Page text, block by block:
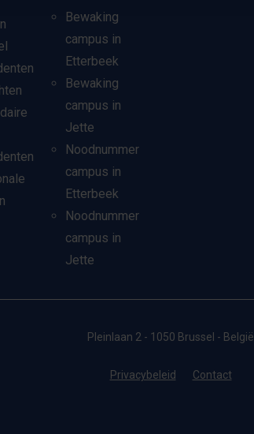
Bewaking
campus in
Etterbeek
Bewaking
campus in
Jette
Noodnummer
campus in
Etterbeek
Noodnummer
campus in
Jette
Pleinlaan 2 - 1050 Brussel - België
Privacybeleid Contact